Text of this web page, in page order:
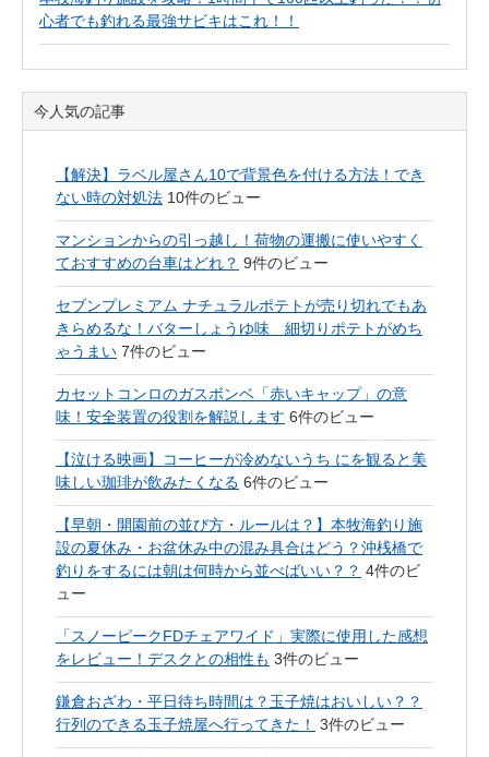
心者でも釣れる最強サビキはこれ！！
今人気の記事
【解決】ラベル屋さん10で背景色を付ける方法！でき
ない時の対処法 10件のビュー
マンションからの引っ越し！荷物の運搬に使いやすく
ておすすめの台車はどれ？ 9件のビュー
セブンプレミアム ナチュラルポテトが売り切れでもあ
きらめるな！バターしょうゆ味 細切りポテトがめち
ゃうまい 7件のビュー
カセットコンロのガスボンベ「赤いキャップ」の意
味！安全装置の役割を解説します 6件のビュー
【泣ける映画】コーヒーが冷めないうち にを観ると美
味しい珈琲が飲みたくなる 6件のビュー
【早朝・開園前の並び方・ルールは？】本牧海釣り施
設の夏休み・お盆休み中の混み具合はどう？沖桟橋で
釣りをするには朝は何時から並べばいい？？ 4件のビ
ュー
「スノーピークFDチェアワイド」実際に使用した感想
をレビュー！デスクとの相性も 3件のビュー
鎌倉おざわ・平日待ち時間は？玉子焼はおいしい？？
行列のできる玉子焼屋へ行ってきた！
3件のビュー